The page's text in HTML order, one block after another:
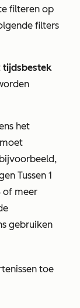
filteren op
filters
tijdsbestek
het
Tussen 1
of meer
gebruiken
toe